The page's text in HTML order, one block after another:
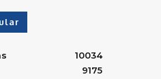
10034
9175